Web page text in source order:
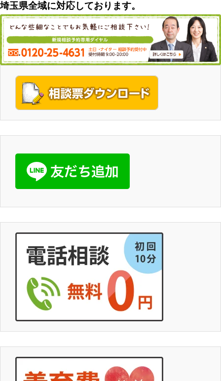
埼玉県全域に対応しております。